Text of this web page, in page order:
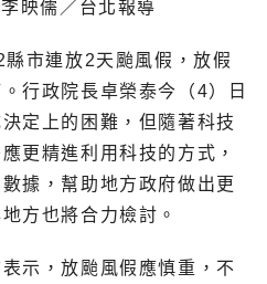
映儒／台北報導
市連放2天颱風假，放假
行政院長卓榮泰今（4）日
定上的困難，但隨著科技
更精進利用科技的方式，
據，幫助地方政府做出更
方也將合力檢討。
示，放颱風假應慎重，不